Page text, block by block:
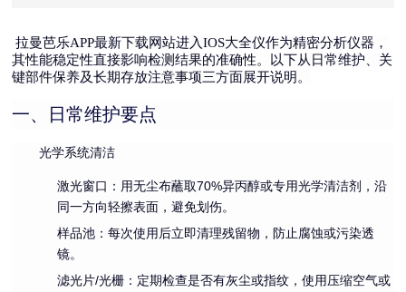
拉曼芭乐APP最新下载网站进入IOS大全仪作为精密分析仪器，
其性能稳定性直接影响检测结果的准确性。以下从日常维护、关
键部件保养及长期存放注意事项三方面展开说明。
一、日常维护要点
光学系统清洁
激光窗口 ：用无尘布蘸取70%异丙醇或专用光学清洁剂，沿
同一方向轻擦表面，避免划伤。
样品池 ：每次使用后立即清理残留物，防止腐蚀或污染透
镜。
滤光片/光栅 ：定期检查是否有灰尘或指纹，使用压缩空气或